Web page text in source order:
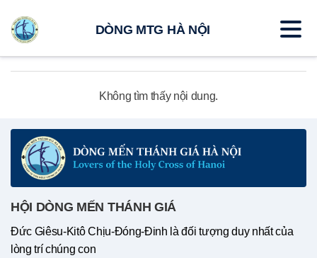
Không tìm thấy nội dung.
HỘI DÒNG MẾN THÁNH GIÁ
Đức Giêsu-Kitô Chịu-Đóng-Đinh là đối tượng duy nhất của
lòng trí chúng con
DÒNG MTG HÀ NỘI